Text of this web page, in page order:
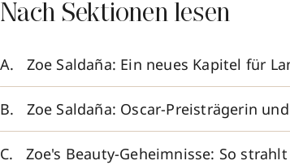
Nach Sektionen lesen
Zoe Saldaña: Ein neues Kapitel für
Zoe Saldaña: Oscar-Preisträgerin
Zoe's Beauty-Geheimnisse: So